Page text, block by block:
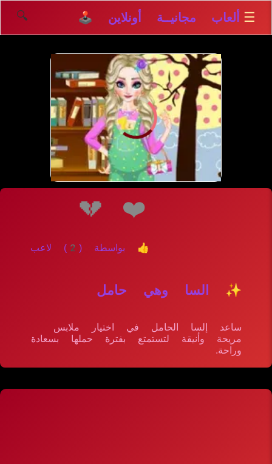
☰ ألعاب مجانيــة أونلاين 🕹️ 🔍
❤️
💔
👍 بواسطة (2) لاعب
✨ السا وهي حامل
ساعد إلسا الحامل في اختيار ملابس
مريحة وأنيقة لتستمتع بفترة حملها بسعادة
وراحة.